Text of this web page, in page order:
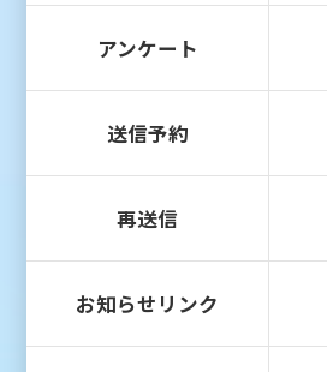
アンケート
送信予約
再送信
お知らせリンク